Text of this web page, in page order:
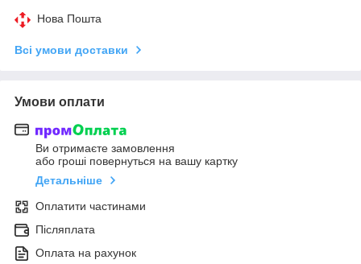
Нова Пошта
Всі умови доставки
Умови оплати
Ви отримаєте замовлення
або гроші повернуться на вашу картку
Детальніше
Оплатити частинами
Післяплата
Оплата на рахунок